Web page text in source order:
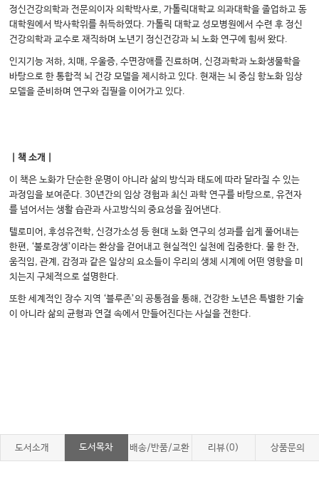
정신건강의학과 전문의이자 의학박사로, 가톨릭대학교 의과대학을 졸업하고 동
대학원에서 박사학위를 취득하였다. 가톨릭 대학교 성모병원에서 수련 후 정신
건강의학과 교수로 재직하며 노년기 정신건강과 뇌 노화 연구에 힘써 왔다.
인지기능 저하, 치매, 우울증, 수면장애를 진료하며, 신경과학과 노화생물학을
바탕으로 한 통합적 뇌 건강 모델을 제시하고 있다. 현재는 뇌 중심 항노화 임상
모델을 준비하며 연구와 집필을 이어가고 있다.
｜책 소개｜
이 책은 노화가 단순한 운명이 아니라 삶의 방식과 태도에 따라 달라질 수 있는
과정임을 보여준다. 30년간의 임상 경험과 최신 과학 연구를 바탕으로, 유전자
를 넘어서는 생활 습관과 사고방식의 중요성을 짚어낸다.
텔로미어, 후성유전학, 신경가소성 등 현대 노화 연구의 성과를 쉽게 풀어내는
한편, ‘불로장생’이라는 환상을 걷어내고 현실적인 실천에 집중한다. 물 한 잔,
움직임, 관계, 감정과 같은 일상의 요소들이 우리의 생체 시계에 어떤 영향을 미
치는지 구체적으로 설명한다.
또한 세계적인 장수 지역 ‘블루존’의 공통점을 통해, 건강한 노년은 특별한 기술
이 아니라 삶의 균형과 연결 속에서 만들어진다는 사실을 전한다.
도서소개 도서목차 배송/반품/교환 리뷰(0) 상품문의